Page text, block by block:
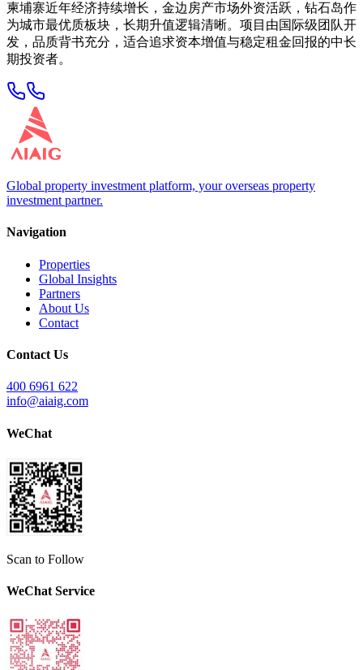
柬埔寨近年经济持续增长，金边房产市场外资活跃，钻石岛作
为城市最优质板块，长期升值逻辑清晰。项目由国际级团队开
发，品质背书充分，适合追求资本增值与稳定租金回报的中长
期投资者。
Global property investment platform, your overseas property
investment partner.
Navigation
Properties
Global Insights
Partners
About Us
Contact
Contact Us
400 6961 622
info@aiaig.com
WeChat
Scan to Follow
WeChat Service